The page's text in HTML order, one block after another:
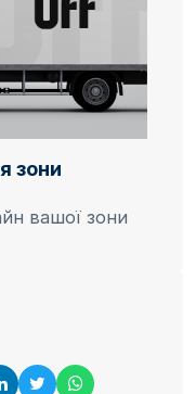
зони
вашої зони